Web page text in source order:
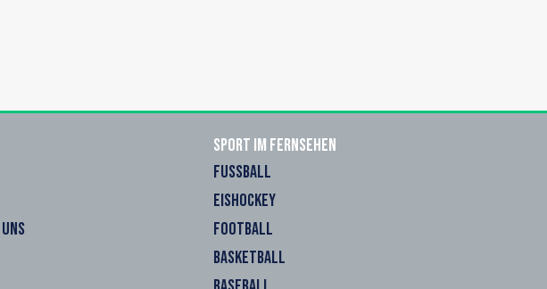
Sport im Fernsehen
FUSSBALL
EISHOCKEY
FOOTBALL
BASKETBALL